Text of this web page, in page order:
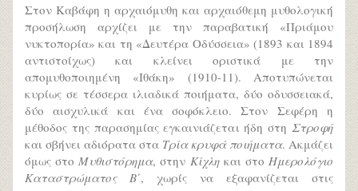
Στον Καβάφη η αρχαιόμυθη και αρχαιόθεμη μυθολογική
προσήλωση αρχίζει με την παραβατική «Πριάμου
νυκτοπορία» και τη «Δευτέρα Οδύσσεια» (1893 και 1894
αντιστοίχως) και κλείνει οριστικά με την
απομυθοποιημένη «Ιθάκη» (1910-11). Αποτυπώνεται
κυρίως σε τέσσερα ιλιαδικά ποιήματα, δύο οδυσσειακά,
δύο αισχυλικά και ένα σοφόκλειο. Στον Σεφέρη η
μέθοδος της παρασημίας εγκαινιάζεται ήδη στη Στροφή
και σβήνει αδιόρατα στα Τρία κρυφά ποιήματα. Ακμάζει
όμως στο Μυθιστόρημα, στην Κίχληκαι στο Ημερολόγιο
Καταστρώματος Β΄, χωρίς να εξαφανίζεται στις